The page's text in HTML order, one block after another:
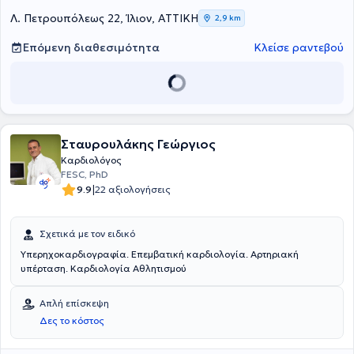
Γενικού Νοσοκομείου Αθηνών "Ιπποκράτειο". Μέχρι σήμερα,
συμμετέχει ενεργά στην παρακολούθηση συνεδρίων στην Ελλάδα
και το εξωτερικό, με στόχο την άρτια κατάρτιση και διαρκή
Λ. Πετρουπόλεως 22, Ίλιον, ΑΤΤΙΚΗ 2,9 km
Επόμενη διαθεσιμότητα Κλείσε ραντεβού
Σταυρουλάκης Γεώργιος
Καρδιολόγος
FESC, PhD
9.9|22 αξιολογήσεις
Σχετικά με τον ειδικό
Υπερηχοκαρδιογραφία. Επεμβατική καρδιολογία. Αρτηριακή
υπέρταση. Καρδιολογία Αθλητισμού
Απλή επίσκεψη
Δες το κόστος